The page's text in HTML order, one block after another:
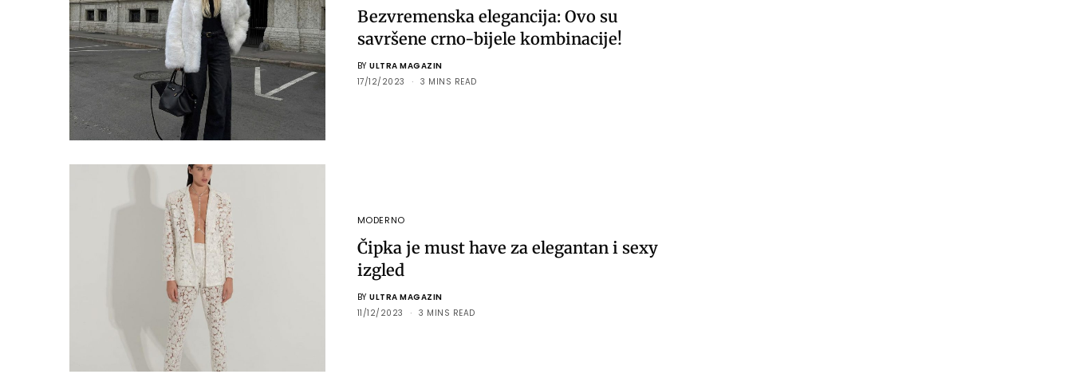
Bezvremenska elegancija: Ovo su
savršene crno-bijele kombinacije!
BY ULTRA MAGAZIN
17/12/2023
3 MINS READ
MODERNO
Čipka je must have za elegantan i sexy
izgled
BY ULTRA MAGAZIN
11/12/2023
3 MINS READ